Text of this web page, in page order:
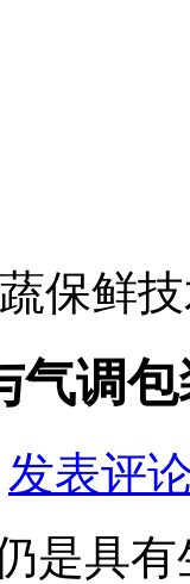
保鲜
气调
发表评
是具